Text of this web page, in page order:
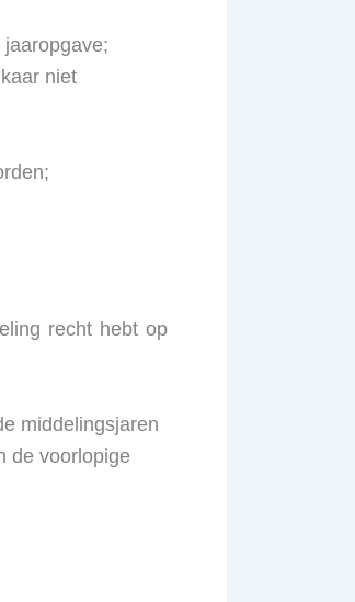
niet
recht hebt op
middelingsjaren
de voorlopige